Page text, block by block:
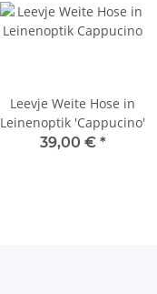
Leevje Weite Hose in
Leinenoptik 'Cappucino'
39,00 € *